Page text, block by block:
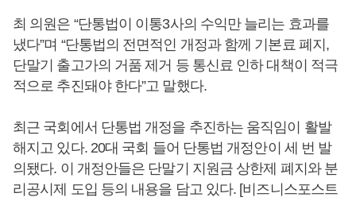
최 의원은 “단통법이 이통3사의 수익만 늘리는 효과를
냈다”며 “단통법의 전면적인 개정과 함께 기본료 폐지,
단말기 출고가의 거품 제거 등 통신료 인하 대책이 적극
적으로 추진돼야 한다”고 말했다.
최근 국회에서 단통법 개정을 추진하는 움직임이 활발
해지고 있다. 20대 국회 들어 단통법 개정안이 세 번 발
의됐다. 이 개정안들은 단말기 지원금 상한제 폐지와 분
리공시제 도입 등의 내용을 담고 있다. [비즈니스포스트